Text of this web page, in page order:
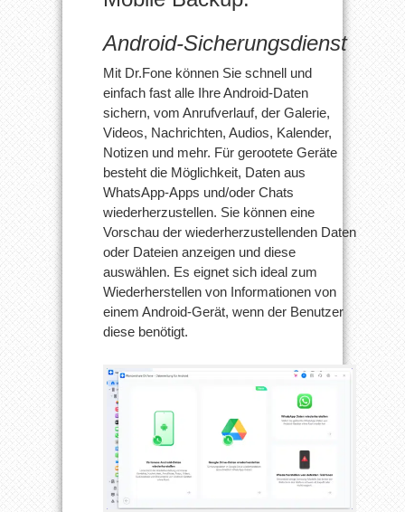
Android-Sicherungsdienst
Mit Dr.Fone können Sie schnell und
einfach fast alle Ihre Android-Daten
sichern, vom Anrufverlauf, der Galerie,
Videos, Nachrichten, Audios, Kalender,
Notizen und mehr. Für gerootete Geräte
besteht die Möglichkeit, Daten aus
WhatsApp-Apps und/oder Chats
wiederherzustellen. Sie können eine
Vorschau der wiederherzustellenden Daten
oder Dateien anzeigen und diese
auswählen. Es eignet sich ideal zum
Wiederherstellen von Informationen von
einem Android-Gerät, wenn der Benutzer
diese benötigt.